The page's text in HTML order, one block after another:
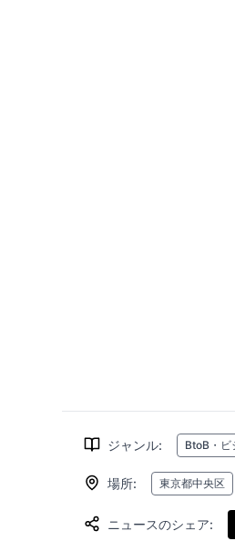
ジャンル: BtoB・ビ
場所: 東京都中央区
ニュースのシェア: